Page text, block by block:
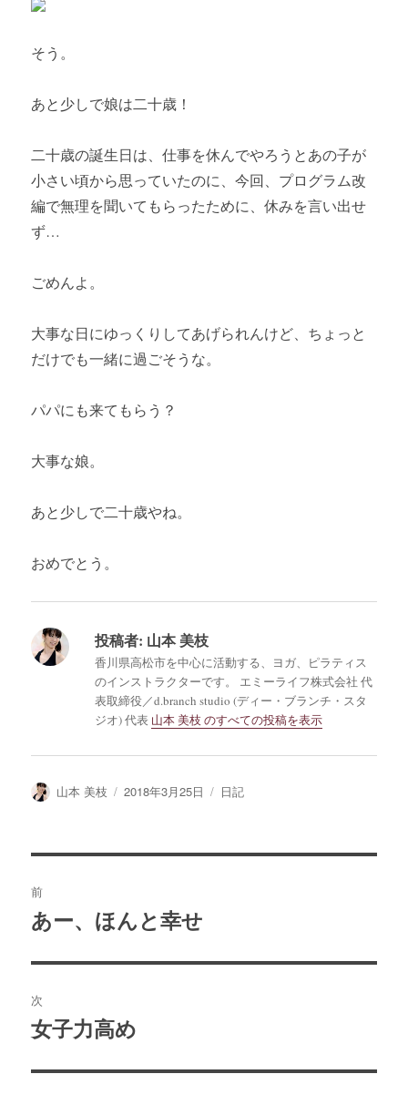
そう。
あと少しで娘は二十歳！
二十歳の誕生日は、仕事を休んでやろうとあの子が
小さい頃から思っていたのに、今回、プログラム改
編で無理を聞いてもらったために、休みを言い出せ
ず…
ごめんよ。
大事な日にゆっくりしてあげられんけど、ちょっと
だけでも一緒に過ごそうな。
パパにも来てもらう？
大事な娘。
あと少しで二十歳やね。
おめでとう。
投稿者: 山本 美枝
香川県高松市を中心に活動する、ヨガ、ピラティス
のインストラクターです。 エミーライフ株式会社 代
表取締役／d.branch studio (ディー・ブランチ・スタ
ジオ) 代表 山本 美枝 のすべての投稿を表示
投
山本 美枝
投
2018年3月25日
カ
日記
稿
ビ
ゲ
ー
前
前
投
稿:
あー、ほんと幸せ
次
次
投
女子力高め